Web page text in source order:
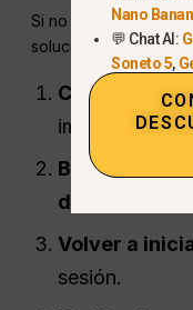
Si no puedes enviar
soluciones:
Comprueba
imágenes?
Borra la
de la
Volver a
sesión.
Nano
💬 Chat AI:
Soneto 5,